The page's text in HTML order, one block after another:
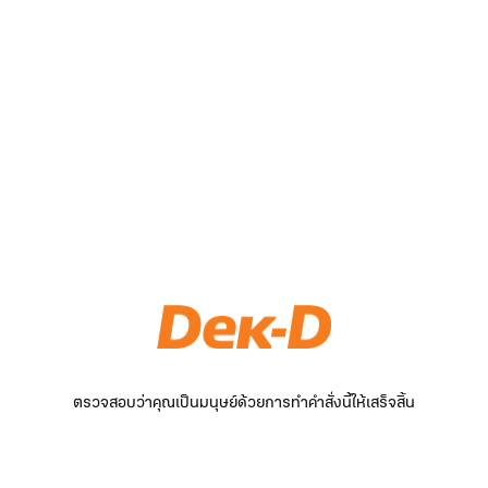
ตรวจสอบว่าคุณเป็นมนุษย์ด้วยการทำคำสั่งนี้ให้เสร็จสิ้น